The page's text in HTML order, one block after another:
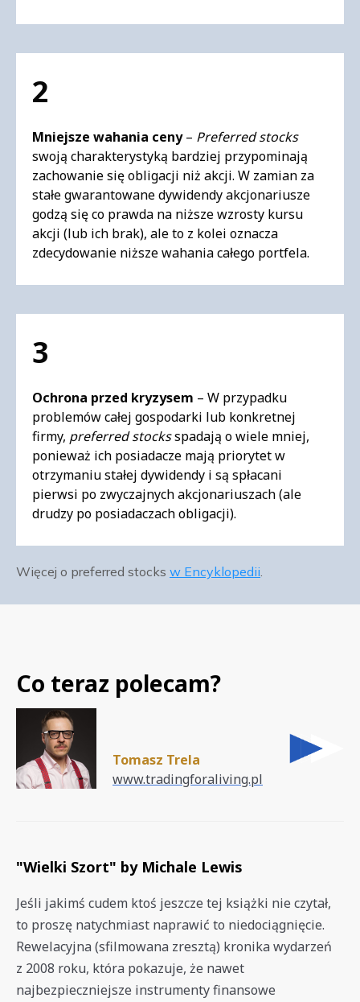
2
Mniejsze wahania ceny– Preferred stocks
swoją charakterystyką bardziej przypominają
zachowanie się obligacji niż akcji. W zamian za
stałe gwarantowane dywidendy akcjonariusze
godzą się co prawda na niższe wzrosty kursu
akcji (lub ich brak), ale to z kolei oznacza
zdecydowanie niższe wahania całego portfela.
3
Ochrona przed kryzysem – W przypadku
problemów całej gospodarki lub konkretnej
firmy, preferred stocksspadają o wiele mniej,
ponieważ ich posiadacze mają priorytet w
otrzymaniu stałej dywidendy i są spłacani
pierwsi po zwyczajnych akcjonariuszach (ale
drudzy po posiadaczach obligacji).
Więcej o preferred stocks w Encyklopedii.
Co teraz polecam?
Tomasz Trela
www.tradingforaliving.pl
"Wielki Szort" by Michale Lewis
Jeśli jakimś cudem ktoś jeszcze tej książki nie czytał,
to proszę natychmiast naprawić to niedociągnięcie.
Rewelacyjna (sfilmowana zresztą) kronika wydarzeń
z 2008 roku, która pokazuje, że nawet
najbezpieczniejsze instrumenty finansowe